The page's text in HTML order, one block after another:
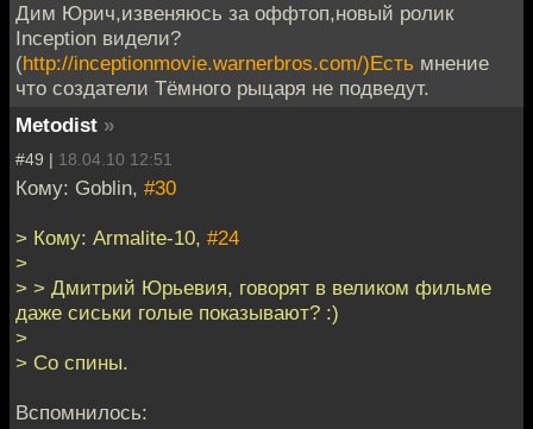
Дим Юрич,извеняюсь за оффтоп,новый ролик
Inception видели?
(http://inceptionmovie.warnerbros.com/)Есть мнение
что создатели Тёмного рыцаря не подведут.
Metodist »
#49 | 18.04.10 12:51
Кому: Goblin, #30
> Кому: Armalite-10, #24
>
> > Дмитрий Юрьевия, говорят в великом фильме
даже сиськи голые показывают? :)
>
> Со спины.
Вспомнилось: